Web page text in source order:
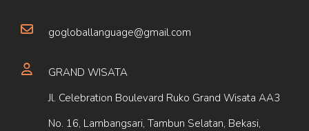
gogloballanguage@gmail.com
GRAND WISATA
Jl. Celebration Boulevard Ruko Grand Wisata AA3
No. 16, Lambangsari, Tambun Selatan, Bekasi,